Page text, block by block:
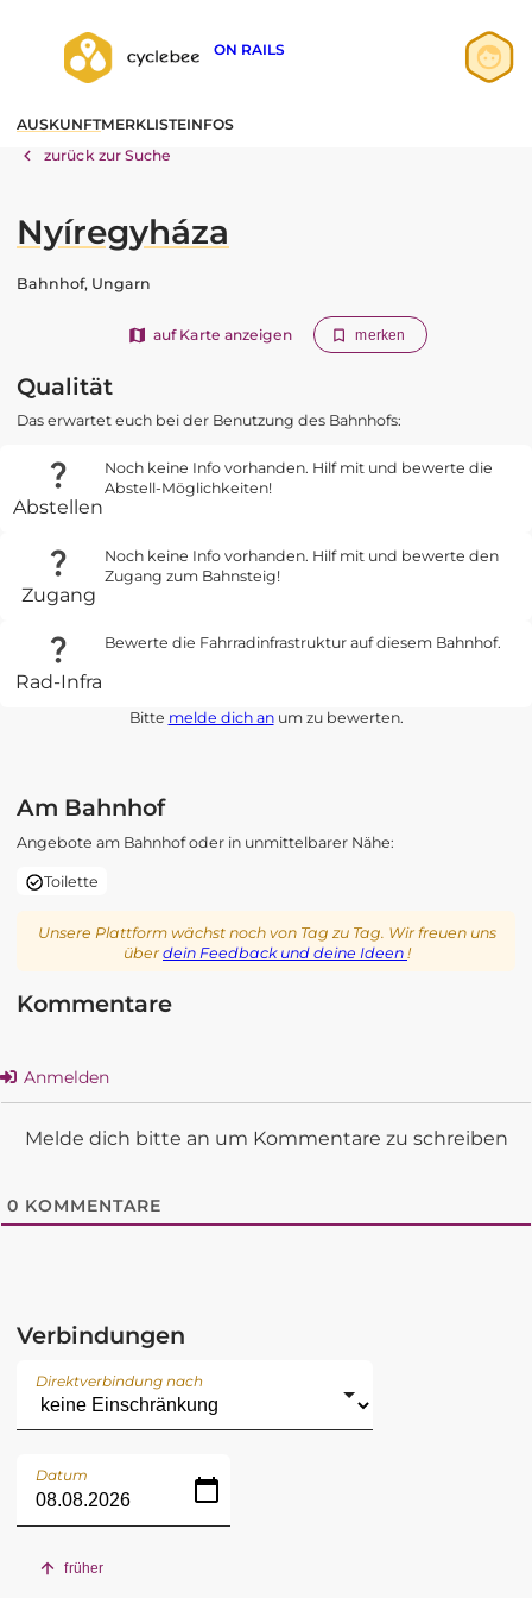
ON RAILS
AUSKUNFTMERKLISTEINFOS
zurück zur Suche
Nyíregyháza
Bahnhof, Ungarn
auf Karte anzeigen merken
Qualität
Das erwartet euch bei der Benutzung des Bahnhofs:
Abstellen
Noch keine Info vorhanden. Hilf mit und bewerte die
Abstell-Möglichkeiten!
Zugang
Noch keine Info vorhanden. Hilf mit und bewerte den
Zugang zum Bahnsteig!
Rad-Infra
Bewerte die Fahrradinfrastruktur auf diesem Bahnhof.
Bitte melde dich anum zu bewerten.
Am Bahnhof
Angebote am Bahnhof oder in unmittelbarer Nähe:
Toilette
Unsere Plattform wächst noch von Tag zu Tag. Wir freuen uns
überdein Feedback und deine Ideen !
Kommentare
Anmelden
Melde dich bitte an um Kommentare zu schreiben
0 KOMMENTARE
Verbindungen
Direktverbindung nach
Datum
früher